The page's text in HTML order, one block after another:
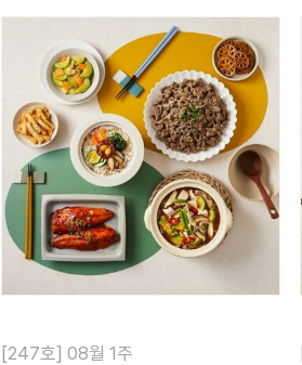
[247호] 08월 1주